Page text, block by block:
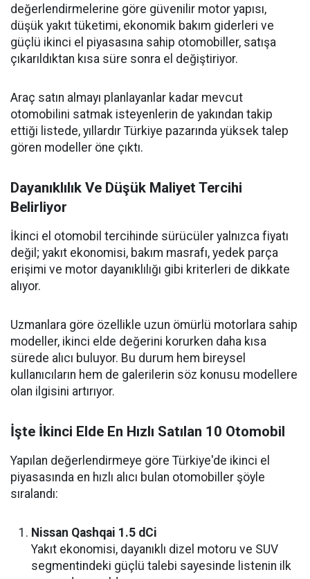
değerlendirmelerine göre güvenilir motor yapısı,
düşük yakıt tüketimi, ekonomik bakım giderleri ve
güçlü ikinci el piyasasına sahip otomobiller, satışa
çıkarıldıktan kısa süre sonra el değiştiriyor.
Araç satın almayı planlayanlar kadar mevcut
otomobilini satmak isteyenlerin de yakından takip
ettiği listede, yıllardır Türkiye pazarında yüksek talep
gören modeller öne çıktı.
Dayanıklılık Ve Düşük Maliyet Tercihi
Belirliyor
İkinci el otomobil tercihinde sürücüler yalnızca fiyatı
değil; yakıt ekonomisi, bakım masrafı, yedek parça
erişimi ve motor dayanıklılığı gibi kriterleri de dikkate
alıyor.
Uzmanlara göre özellikle uzun ömürlü motorlara sahip
modeller, ikinci elde değerini korurken daha kısa
sürede alıcı buluyor. Bu durum hem bireysel
kullanıcıların hem de galerilerin söz konusu modellere
olan ilgisini artırıyor.
İşte İkinci Elde En Hızlı Satılan 10 Otomobil
Yapılan değerlendirmeye göre Türkiye'de ikinci el
piyasasında en hızlı alıcı bulan otomobiller şöyle
sıralandı:
Nissan Qashqai 1.5 dCi
Yakıt ekonomisi, dayanıklı dizel motoru ve SUV
segmentindeki güçlü talebi sayesinde listenin ilk